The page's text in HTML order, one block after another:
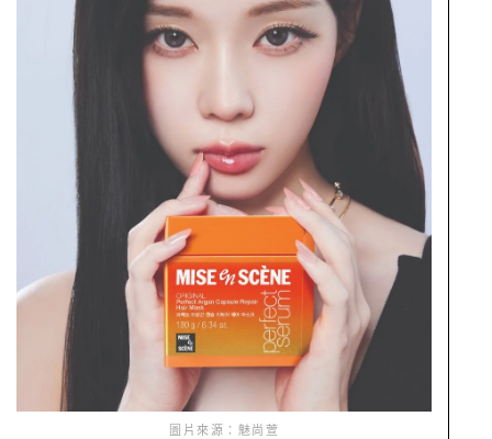
圖片來源：魅尚萱